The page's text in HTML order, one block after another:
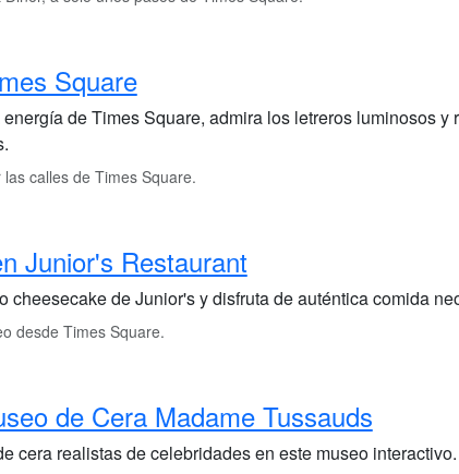
Square
de Times Square, admira los letreros luminosos
calles de Times Square.
Junior's Restaurant
cheesecake de Junior's y disfruta de auténtica comida
desde Times Square.
de Cera Madame Tussauds
cera realistas de celebridades en este museo interactivo.